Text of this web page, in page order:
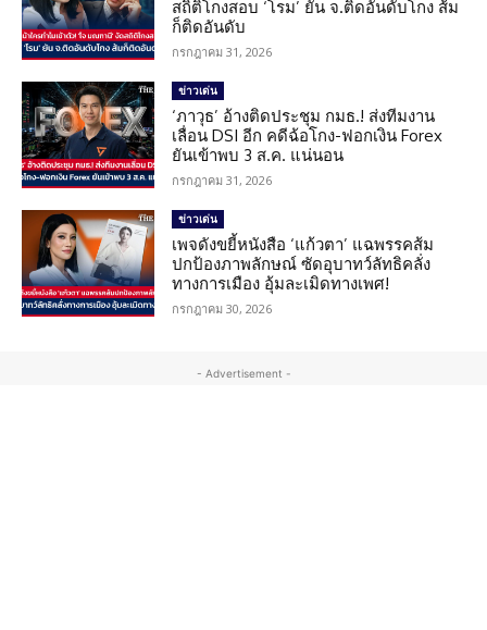
สถิติโกงสอบ ‘โรม’ ยัน จ.ติดอันดับโกง ส้ม
ก็ติดอันดับ
กรกฎาคม 31, 2026
ข่าวเด่น
‘ภาวุธ’ อ้างติดประชุม กมธ.! ส่งทีมงาน
เลื่อน DSI อีก คดีฉ้อโกง-ฟอกเงิน Forex
ยันเข้าพบ 3 ส.ค. แน่นอน
กรกฎาคม 31, 2026
ข่าวเด่น
เพจดังขยี้หนังสือ ‘แก้วตา’ แฉพรรคส้ม
ปกป้องภาพลักษณ์ ซัดอุบาทว์ลัทธิคลั่ง
ทางการเมือง อุ้มละเมิดทางเพศ!
กรกฎาคม 30, 2026
- Advertisement -